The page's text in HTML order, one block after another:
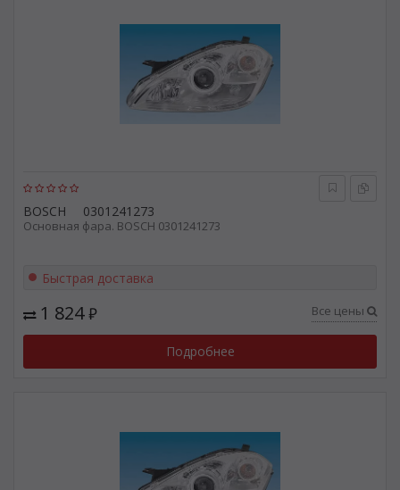
BOSCH 0301241273
Основная фара. BOSCH 0301241273
Быстрая доставка
1 824₽ Все цены
Подробнее